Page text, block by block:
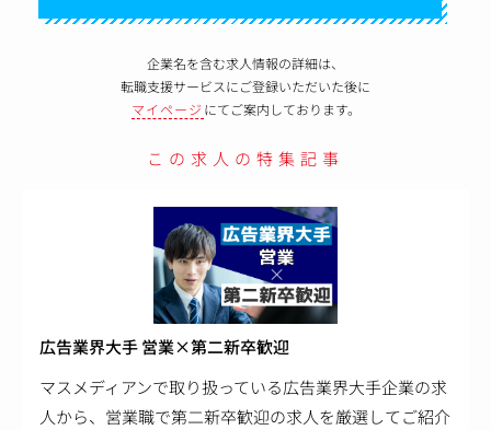
企業名を含む求人情報の詳細は、
転職支援サービスにご登録いただいた後に
マイページ にてご案内しております。
この求人の特集記事
広告業界大手 営業×第二新卒歓迎
マスメディアンで取り扱っている広告業界大手企業の求
人から、営業職で第二新卒歓迎の求人を厳選してご紹介